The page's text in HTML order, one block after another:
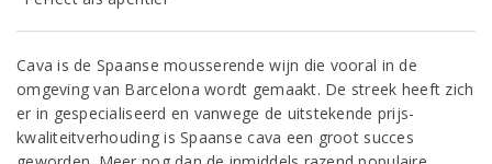
Cava is de Spaanse mousserende wijn die vooral in de
omgeving van Barcelona wordt gemaakt. De streek heeft zich
er in gespecialiseerd en vanwege de uitstekende prijs-
kwaliteitverhouding is Spaanse cava een groot succes